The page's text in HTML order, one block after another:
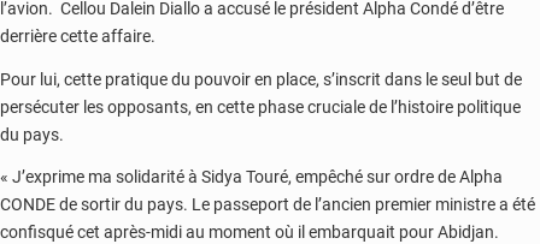
l’avion. Cellou Dalein Diallo a accusé le président Alpha Condé d’être
derrière cette affaire.
Pour lui, cette pratique du pouvoir en place, s’inscrit dans le seul but de
persécuter les opposants, en cette phase cruciale de l’histoire politique
du pays.
« J’exprime ma solidarité à Sidya Touré, empêché sur ordre de Alpha
CONDE de sortir du pays. Le passeport de l’ancien premier ministre a été
confisqué cet après-midi au moment où il embarquait pour Abidjan.